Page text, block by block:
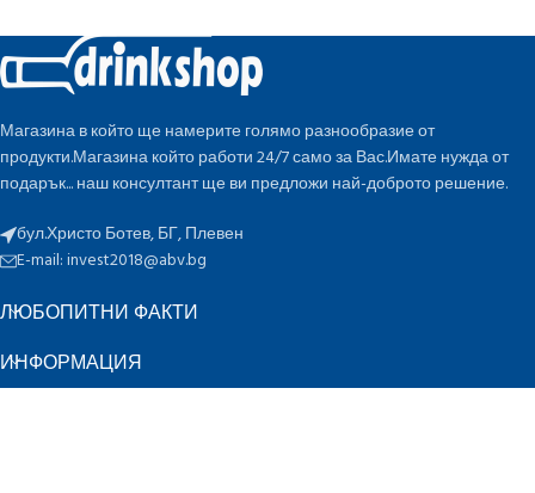
Магазина в който ще намерите голямо разнообразие от
продукти.Магазина който работи 24/7 само за Вас.Имате нужда от
подарък... наш консултант ще ви предложи най-доброто решение.
бул.Христо Ботев, БГ, Плевен
E-mail:invest2018@abv.bg
ЛЮБОПИТНИ ФАКТИ
ИНФОРМАЦИЯ